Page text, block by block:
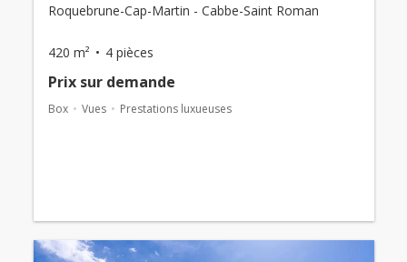
Roquebrune-Cap-Martin - Cabbe-Saint Roman
420 m² 4 pièces
Prix ​​sur demande
Box Vues Prestations luxueuses